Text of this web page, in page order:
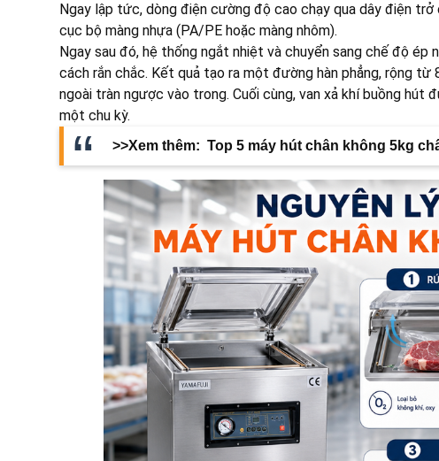
Ngay lập tức, dòng điện cường độ cao chạy qua dây điện
cục bộ màng nhựa (PA/PE hoặc màng nhôm).
Ngay sau đó, hệ thống ngắt nhiệt và chuyển sang chế độ
cách rắn chắc. Kết quả tạo ra một đường hàn phẳng, rộng
ngoài tràn ngược vào trong. Cuối cùng, van xả khí buồng
một chu kỳ.
>>Xem thêm: Top 5 máy hút chân không 5kg